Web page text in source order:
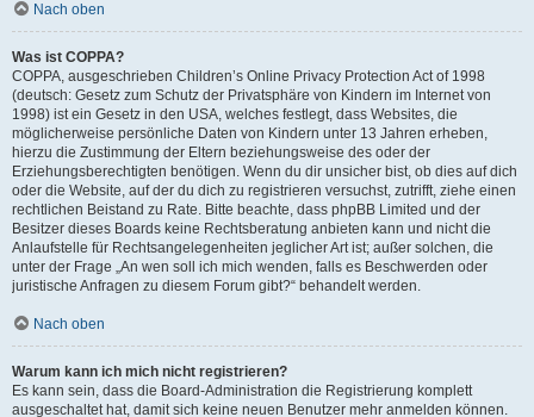
Nach oben
Was ist COPPA?
COPPA, ausgeschrieben Children’s Online Privacy Protection Act of 1998
(deutsch: Gesetz zum Schutz der Privatsphäre von Kindern im Internet von
1998) ist ein Gesetz in den USA, welches festlegt, dass Websites, die
möglicherweise persönliche Daten von Kindern unter 13 Jahren erheben,
hierzu die Zustimmung der Eltern beziehungsweise des oder der
Erziehungsberechtigten benötigen. Wenn du dir unsicher bist, ob dies auf dich
oder die Website, auf der du dich zu registrieren versuchst, zutrifft, ziehe einen
rechtlichen Beistand zu Rate. Bitte beachte, dass phpBB Limited und der
Besitzer dieses Boards keine Rechtsberatung anbieten kann und nicht die
Anlaufstelle für Rechtsangelegenheiten jeglicher Art ist; außer solchen, die
unter der Frage „An wen soll ich mich wenden, falls es Beschwerden oder
juristische Anfragen zu diesem Forum gibt?“ behandelt werden.
Nach oben
Warum kann ich mich nicht registrieren?
Es kann sein, dass die Board-Administration die Registrierung komplett
ausgeschaltet hat, damit sich keine neuen Benutzer mehr anmelden können.